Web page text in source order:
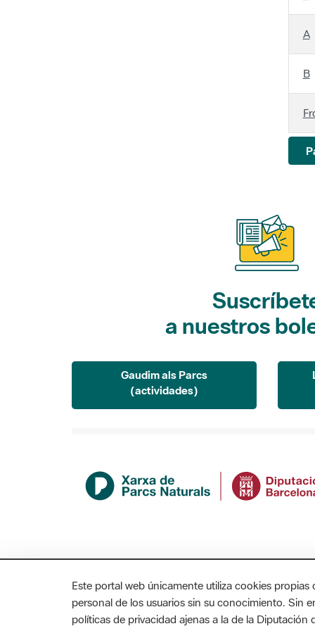
A
B
a nuestros
Gaudim als Parcs
(actividades)
Este portal web únicamente utiliza cookies
personal de los usuarios sin su conocimiento. Sin
políticas de privacidad ajenas a la de la